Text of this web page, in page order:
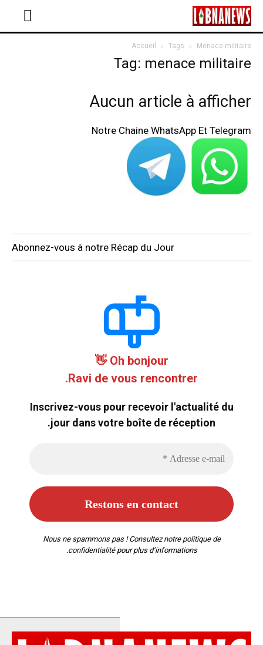
Accueil Tags Menace militaire
Tag: menace militaire
Aucun article à afficher
Notre Chaine WhatsApp Et Telegram
Abonnez-vous à notre Récap du Jour
Oh bonjour 👋
Ravi de vous rencontrer.
Inscrivez-vous pour recevoir l'actualité du
jour dans votre boîte de réception.
Nous ne spammons pas ! Consultez notre politique de
confidentialitépour plus d’informations.